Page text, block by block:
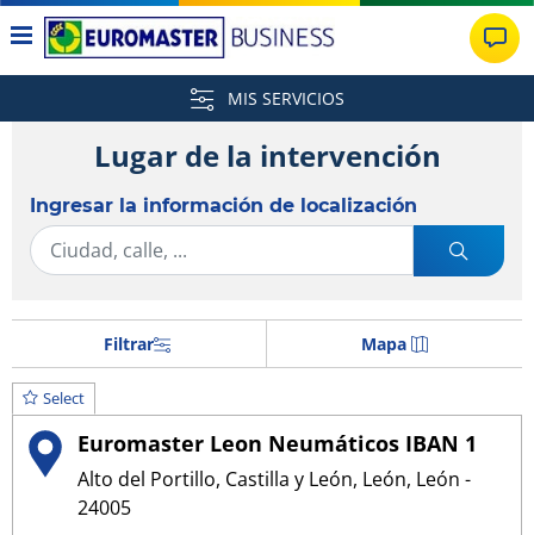
MIS SERVICIOS
Lugar de la intervención
Ingresar la información de localización
Filtrar Mapa
Select
Euromaster Leon Neumáticos IBAN 1
Alto del Portillo, Castilla y León, León, León -
24005